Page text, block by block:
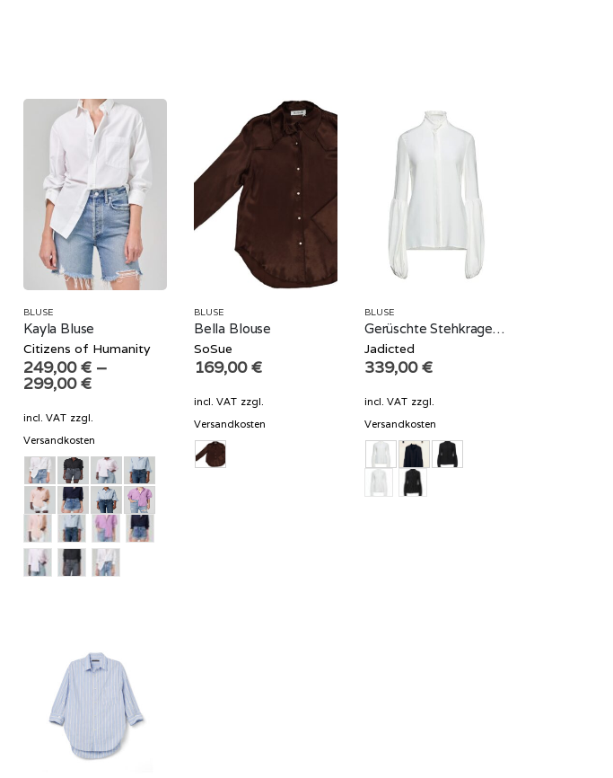
BLUSE
Kayla Bluse
Citizens of Humanity
249,00€–
299,00€
incl. VAT zzgl.
Versandkosten
BLUSE
Bella Blouse
SoSue
169,00€
incl. VAT zzgl.
Versandkosten
BLUSE
Gerüschte Stehkragen Bluse
Jadicted
339,00€
incl. VAT zzgl.
Versandkosten